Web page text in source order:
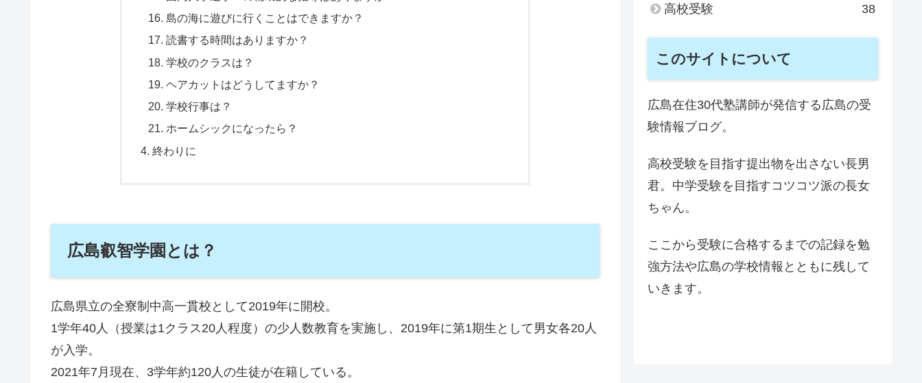
島の海に遊びに行くことはできますか？
読書する時間はありますか？
学校のクラスは？
ヘアカットはどうしてますか？
学校行事は？
ホームシックになったら？
終わりに
広島叡智学園とは？
広島県立の全寮制中高一貫校として2019年に開校。
1学年40人（授業は1クラス20人程度）の少人数教育を実施し、2019年に第1期生として男女各20人
が入学。
2021年7月現在、3学年約120人の生徒が在籍している。
高校受験 38
このサイトについて
広島在住30代塾講師が発信する広島の受
験情報ブログ。
高校受験を目指す提出物を出さない長男
君。中学受験を目指すコツコツ派の長女
ちゃん。
ここから受験に合格するまでの記録を勉
強方法や広島の学校情報とともに残して
いきます。